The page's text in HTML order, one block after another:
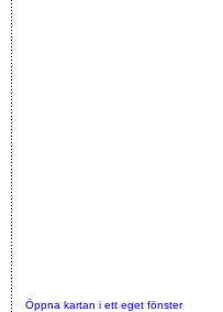
Öppna kartan i ett eget fönster